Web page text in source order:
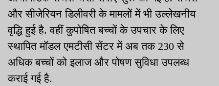
और सीजेरियन डिलीवरी के मामलों में भी उल्लेखनीय
वृद्धि हुई है. वहीं कुपोषित बच्चों के उपचार के लिए
स्थापित मॉडल एमटीसी सेंटर में अब तक 230 से
अधिक बच्चों को इलाज और पोषण सुविधा उपलब्ध
कराई गई है.